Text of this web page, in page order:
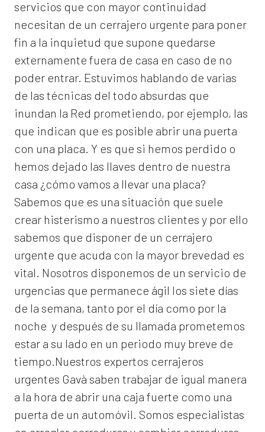
servicios que con mayor continuidad
necesitan de un cerrajero urgente para poner
fin a la inquietud que supone quedarse
externamente fuera de casa en caso de no
poder entrar. Estuvimos hablando de varias
de las técnicas del todo absurdas que
inundan la Red prometiendo, por ejemplo, las
que indican que es posible abrir una puerta
con una placa. Y es que si hemos perdido o
hemos dejado las llaves dentro de nuestra
casa ¿cómo vamos a llevar una placa?
Sabemos que es una situación que suele
crear histerismo a nuestros clientes y por ello
sabemos que disponer de un cerrajero
urgente que acuda con la mayor brevedad es
vital. Nosotros disponemos de un servicio de
urgencias que permanece ágil los siete días
de la semana, tanto por el día como por la
noche y después de su llamada prometemos
estar a su lado en un periodo muy breve de
tiempo.Nuestros expertos cerrajeros
urgentes Gavà saben trabajar de igual manera
a la hora de abrir una caja fuerte como una
puerta de un automóvil. Somos especialistas